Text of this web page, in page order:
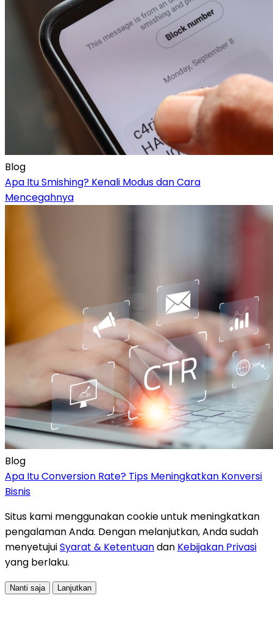
Blog
Apa Itu Smishing? Kenali Modus dan Cara
Mencegahnya
Blog
Apa Itu Conversion Rate? Tips Meningkatkan Konversi
Bisnis
Situs kami menggunakan cookie untuk meningkatkan
pengalaman Anda. Dengan melanjutkan, Anda sudah
menyetujuiSyarat & Ketentuandan Kebijakan Privasi
yang berlaku.
Nanti saja Lanjutkan